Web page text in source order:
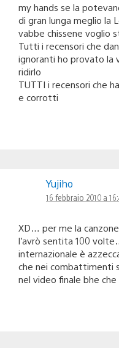
my hands se la
di gran lunga meglio la
vabbe chissene voglio
Tutti i recensori che
ignoranti ho provato la
ridirlo
TUTTI i recensori che
e corrotti
Yujiho
16 febbraio 2010 a
XD… per me la
l’avrò sentita 100
internazionale è
che nei combattimenti
nel video finale bhe